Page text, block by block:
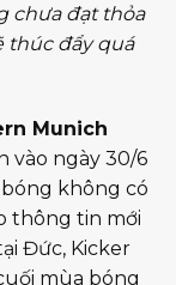
chưa đạt thỏa
thúc đẩy quá
Munich
vào ngày 30/6
không có
thông tin mới
Đức, Kicker
mùa bóng